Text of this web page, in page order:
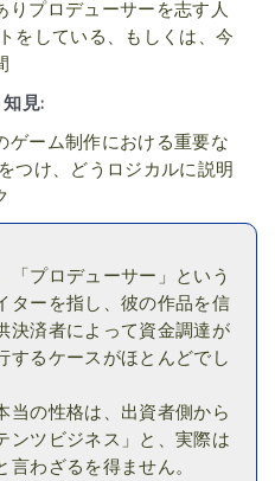
りプロデューサーを志す人
をしている、もしくは、今
見:
ゲーム制作における重要な
つけ、どうロジカルに説明
「プロデューサー」という
ターを指し、彼の作品を信
決済者によって資金調達が
するケースがほとんどでし
当の性格は、出資者側から
ンツビジネス」と、実際は
わざるを得ません。